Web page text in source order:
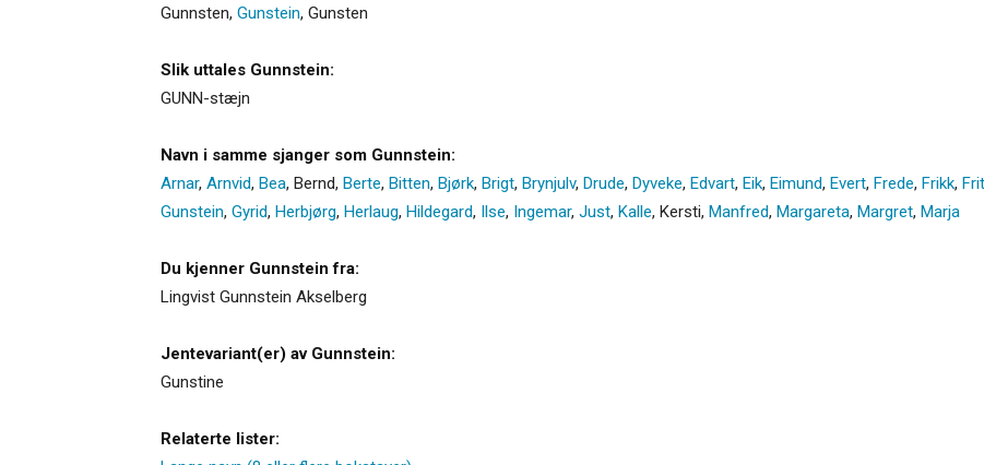
Gunnsten, Gunstein, Gunsten
Slik uttales Gunnstein:
GUNN-stæjn
Navn i samme sjanger som Gunnstein:
Arnar, Arnvid, Bea, Bernd, Berte, Bitten, Bjørk, Brigt, Brynjulv, Drude, Dyveke, Edvart, Eik, Eimund, Evert, Frede, Frikk,
Gunstein, Gyrid, Herbjørg, Herlaug, Hildegard, Ilse, Ingemar, Just, Kalle, Kersti, Manfred, Margareta, Margret, Marja
Du kjenner Gunnstein fra:
Lingvist Gunnstein Akselberg
Jentevariant(er) av Gunnstein:
Gunstine
Relaterte lister: